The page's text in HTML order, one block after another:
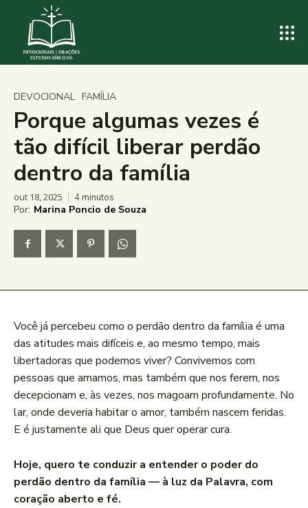
DEVOCIONAL FAMÍLIA
Porque algumas vezes é
tão difícil liberar perdão
dentro da família
out 18, 2025 4minutos
Por: Marina Poncio de Souza
Você já percebeu como o perdão dentro da família é uma
das atitudes mais difíceis e, ao mesmo tempo, mais
libertadoras que podemos viver? Convivemos com
pessoas que amamos, mas também que nos ferem, nos
decepcionam e, às vezes, nos magoam profundamente. No
lar, onde deveria habitar o amor, também nascem feridas.
E é justamente ali que Deus quer operar cura.
Hoje, quero te conduzir a entender o poder do
perdão dentro da família — à luz da Palavra, com
coração aberto e fé.